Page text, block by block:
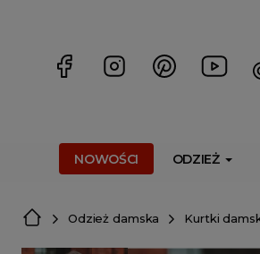
NOWOŚCI ODZIEŻ
Odzież damska Kurtki